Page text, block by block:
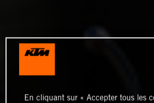
En cliquant sur « Accepter tous les